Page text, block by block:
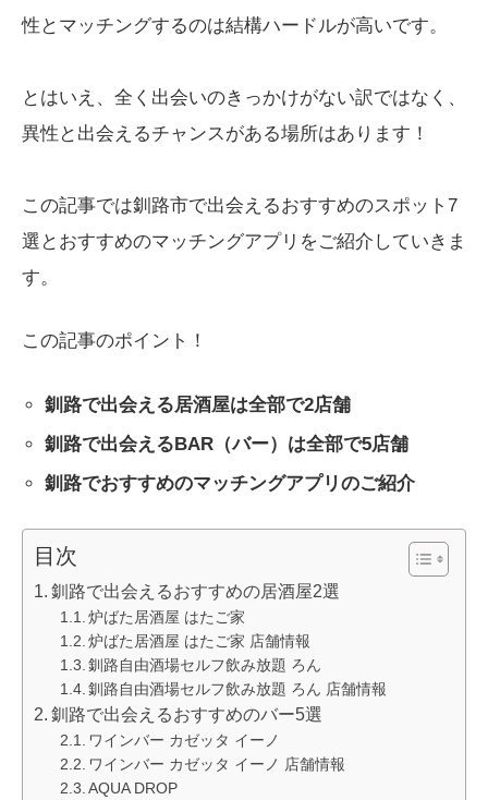
性とマッチングするのは結構ハードルが高いです。
とはいえ、全く出会いのきっかけがない訳ではなく、
異性と出会えるチャンスがある場所はあります！
この記事では釧路市で出会えるおすすめのスポット7
選とおすすめのマッチングアプリをご紹介していきま
す。
この記事のポイント！
釧路で出会える居酒屋は全部で2店舗
釧路で出会えるBAR（バー）は全部で5店舗
釧路でおすすめのマッチングアプリのご紹介
目次
釧路で出会えるおすすめの居酒屋2選
炉ばた居酒屋 はたご家
炉ばた居酒屋 はたご家 店舗情報
釧路自由酒場セルフ飲み放題 ろん
釧路自由酒場セルフ飲み放題 ろん 店舗情報
釧路で出会えるおすすめのバー5選
ワインバー カゼッタ イーノ
ワインバー カゼッタ イーノ 店舗情報
AQUA DROP